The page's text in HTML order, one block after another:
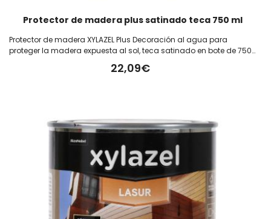
Protector de madera plus satinado teca 750 ml
Protector de madera XYLAZEL Plus Decoración al agua para
proteger la madera expuesta al sol, teca satinado en bote de 750
22,09€